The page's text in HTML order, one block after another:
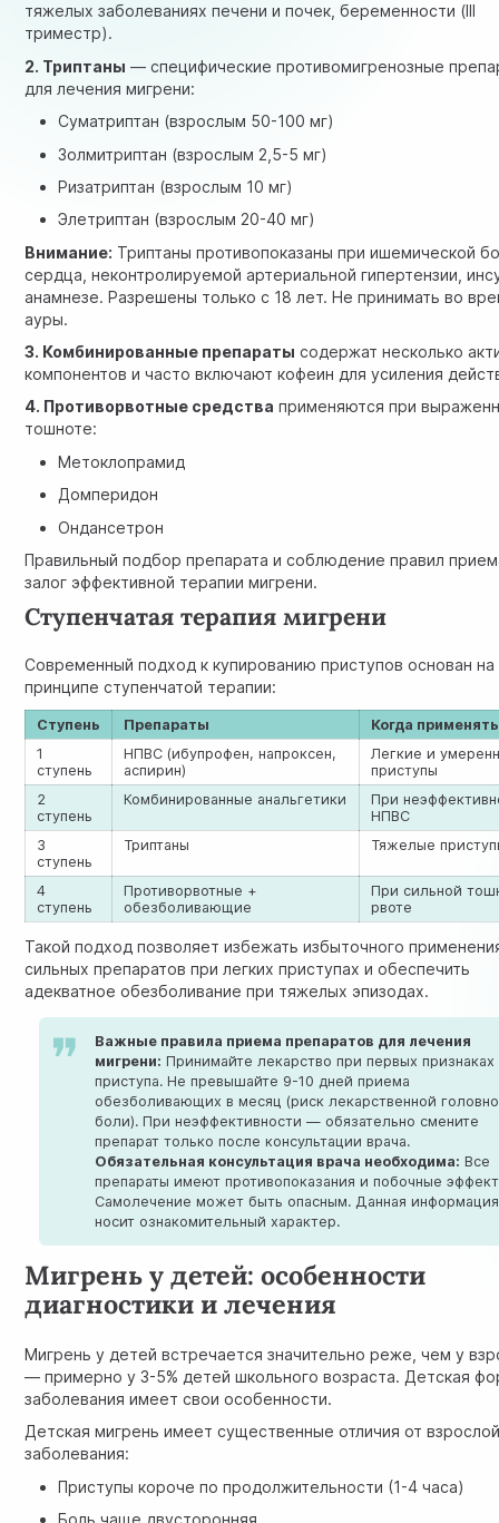
тяжелых заболеваниях печени и почек, беременности (III
триместр).
2. Триптаны — специфические противомигренозные
для лечения мигрени:
Суматриптан (взрослым 50-100 мг)
Золмитриптан (взрослым 2,5-5 мг)
Ризатриптан (взрослым 10 мг)
Элетриптан (взрослым 20-40 мг)
Внимание: Триптаны противопоказаны при ишемической
сердца, неконтролируемой артериальной гипертензии,
анамнезе. Разрешены только с 18 лет. Не принимать во
ауры.
3. Комбинированные препараты содержат несколько
компонентов и часто включают кофеин для усиления
4. Противорвотные средства применяются при
тошноте:
Метоклопрамид
Домперидон
Ондансетрон
Правильный подбор препарата и соблюдение правил
залог эффективной терапии мигрени.
Ступенчатая терапия мигрени
Современный подход к купированию приступов основан на
принципе ступенчатой терапии:
Ступень Препараты
Когда применять
1
ступень
НПВС (ибупрофен, напроксен,
аспирин)
Легкие и
приступы
2
ступень
Комбинированные анальгетики
При
НПВС
3
ступень
Триптаны Тяжелые
4
ступень
Противорвотные +
обезболивающие
При сильной
рвоте
Такой подход позволяет избежать избыточного
сильных препаратов при легких приступах и обеспечить
адекватное обезболивание при тяжелых эпизодах.
Важные правила приема препаратов для лечения
мигрени: Принимайте лекарство при первых признаках
приступа. Не превышайте 9-10 дней приема
обезболивающих в месяц (риск лекарственной
боли). При неэффективности — обязательно смените
препарат только после консультации врача.
Обязательная консультация врача необходима: Все
препараты имеют противопоказания и побочные
Самолечение может быть опасным. Данная информация
носит ознакомительный характер.
Мигрень у детей: особенности
диагностики и лечения
Мигрень у детей встречается значительно реже, чем у
— примерно у 3-5% детей школьного возраста. Детская
заболевания имеет свои особенности.
Детская мигрень имеет существенные отличия от
заболевания:
Приступы короче по продолжительности (1-4 часа)